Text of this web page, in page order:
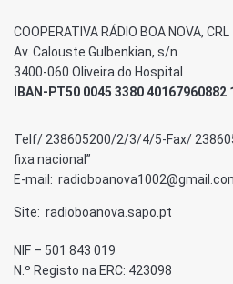
COOPERATIVA RÁDIO BOA NOVA, CRL
Av. Calouste Gulbenkian, s/n
3400-060 Oliveira do Hospital
IBAN-PT50 0045 3380 40167960882
Telf/ 238605200/2/3/4/5-Fax/
fixa nacional”
E-mail:
Site: radioboanova.sapo.pt
NIF – 501 843 019
N.º Registo na ERC: 423098